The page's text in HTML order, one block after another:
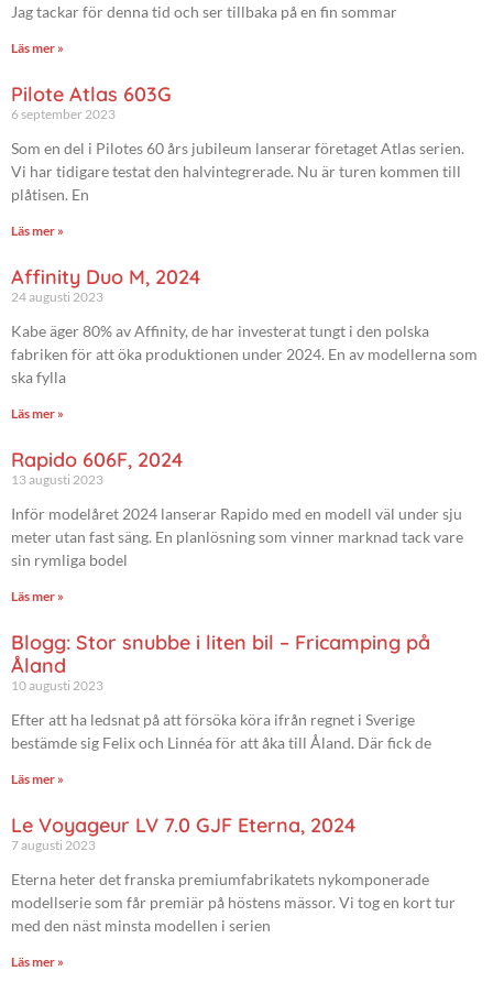
Jag tackar för denna tid och ser tillbaka på en fin sommar
Läs mer »
Pilote Atlas 603G
6 september 2023
Som en del i Pilotes 60 års jubileum lanserar företaget Atlas serien.
Vi har tidigare testat den halvintegrerade. Nu är turen kommen till
plåtisen. En
Läs mer »
Affinity Duo M, 2024
24 augusti 2023
Kabe äger 80% av Affinity, de har investerat tungt i den polska
fabriken för att öka produktionen under 2024. En av modellerna som
ska fylla
Läs mer »
Rapido 606F, 2024
13 augusti 2023
Inför modelåret 2024 lanserar Rapido med en modell väl under sju
meter utan fast säng. En planlösning som vinner marknad tack vare
sin rymliga bodel
Läs mer »
Blogg: Stor snubbe i liten bil – Fricamping på
Åland
10 augusti 2023
Efter att ha ledsnat på att försöka köra ifrån regnet i Sverige
bestämde sig Felix och Linnéa för att åka till Åland. Där fick de
Läs mer »
Le Voyageur LV 7.0 GJF Eterna, 2024
7 augusti 2023
Eterna heter det franska premiumfabrikatets nykomponerade
modellserie som får premiär på höstens mässor. Vi tog en kort tur
med den näst minsta modellen i serien
Läs mer »